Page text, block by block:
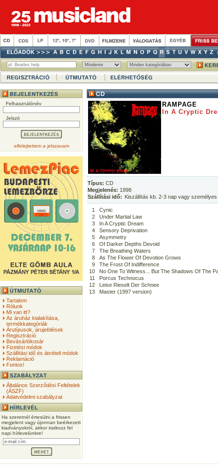
Felhasználónév
Jelszó
elfelejtettem a jelszavam
Tartalom
Rólunk
Mi van itt?
Az áruház kialakítása,
termékkategóriák
Árutípusok, árujelölések
Regisztráció
Bevásárlókosár
Fizetési módok
Szállítási idő és átvételi módok
Reklamáció
Fontos!
Általános Szerződési Feltételek
(ÁSZF)
Adatvédelmi szabályzat
Ha szeretnél értesülni a frissen
megjelent vagy újonnan beérkezett
kiadványokról, akkor iratkozz fel
napi hírlevelünkre!
RAMPAGE
In A Cryptic
Típus: CD
Megjelenés: 1998
Szállítási idő: Kiszállítás kb. 2-3 nap vagy
1
Cynic
2
Under Martial Law
3
In A Cryptic Dream
4
Sensory Deprivation
5
Asymmetry
6
Of Darker Depths Devoid
7
The Breathing Waters
8
As The Flower Of Devotion Grows
9
The Frost Of Indifference
10
No One To Witness... But The Shadows Of The
11
Porcus Technocus
12
Leise Rieselt Der Schnee
13
Master (1997 version)